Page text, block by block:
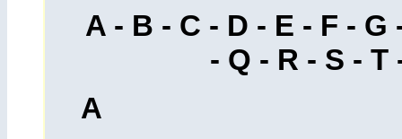
A - B - C - D - E - F - G
- Q - R - S - T
A